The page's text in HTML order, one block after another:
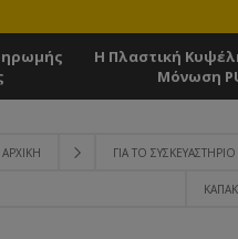
Η Πλαστική
Μόνωση
ΑΡΧΙΚΉ ΓΙΑ ΤΟ ΣΥΣΚΕΥΑΣΤΉΡΙΟ